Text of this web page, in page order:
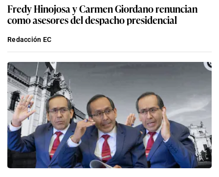
Fredy Hinojosa y Carmen Giordano renuncian
como asesores del despacho presidencial
Redacción EC